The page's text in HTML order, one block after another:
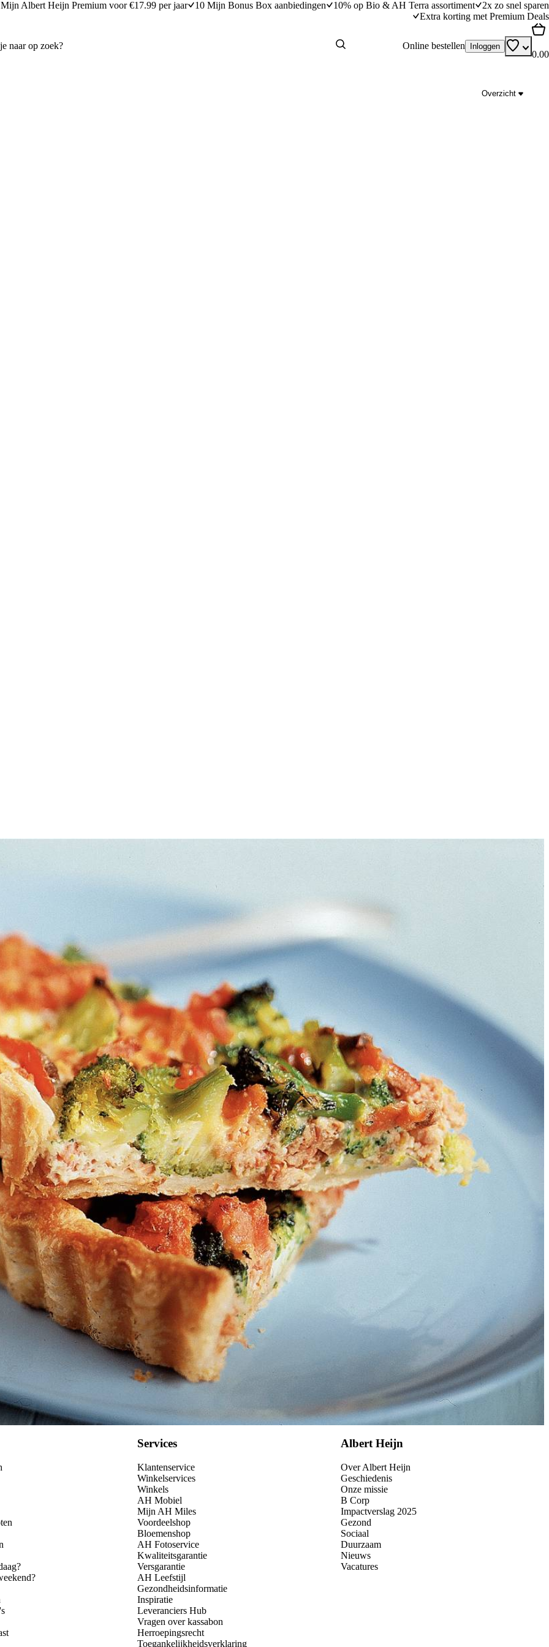
Mijn Albert Heijn Premium voor €17.99 per jaar 10 Mijn Bonus Box aanbiedingen 10% op Bio & AH Terra assortiment
2x zo snel sparen
Extra korting met Premium Deals
Online bestellen Inloggen
0.00
Overzicht
Kies producten
ca. 3 min. Spoel de roosjes af met water en laat ze uitlekken. Laat de zalm uitlekken, verwijder de graatjes en verdeel de zalm in
in een kom de zalm en de broccoli. Klop de eieren los met de slagroom, peper en eventueel wat zout.
gaatjes in het deeg. Zet de quichevorm in het midden van de oven en bak in ca. 25 min. de taart gaar en lichtbruin. Schep in een kom
Wat vond je van dit recept?
Services
Klantenservice
Winkelservices
Winkels
AH Mobiel
Mijn AH Miles
Voordeelshop
Bloemenshop
AH Fotoservice
Kwaliteitsgarantie
Versgarantie
AH Leefstijl
Gezondheidsinformatie
Inspiratie
Leveranciers Hub
Vragen over kassabon
Herroepingsrecht
Toegankelijkheidsverklaring
Albert Heijn
Over Albert Heijn
Geschiedenis
Onze missie
B Corp
Impactverslag 2025
Gezond
Sociaal
Duurzaam
Nieuws
Vacatures